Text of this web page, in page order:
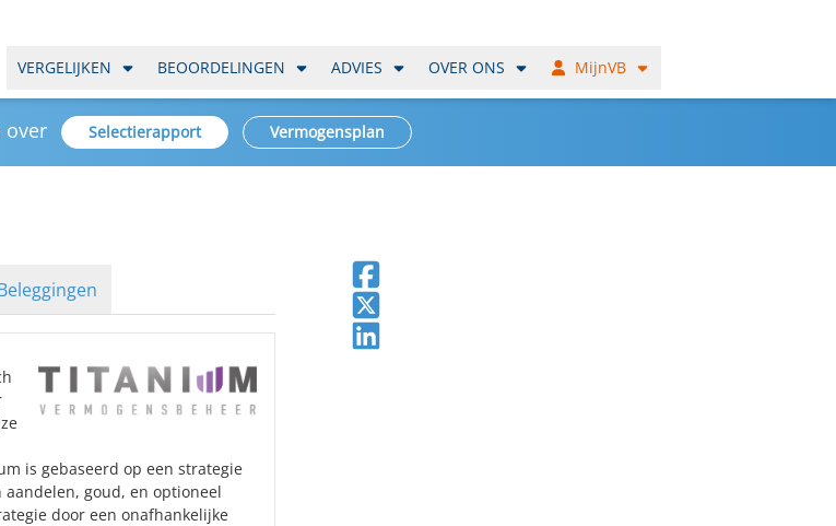
VERGELIJKEN BEOORDELINGEN ADVIES OVER ONS MijnVB
over Selectierapport Vermogensplan
is gebaseerd op een strategie
aandelen, goud, en optioneel
door een onafhankelijke
Deel op Facebook
Deel op X
Deel op LinkedIn